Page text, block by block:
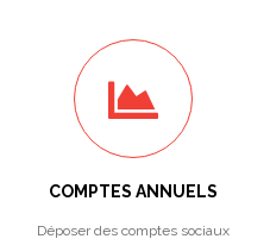
COMPTES ANNUELS
Déposer des comptes sociaux